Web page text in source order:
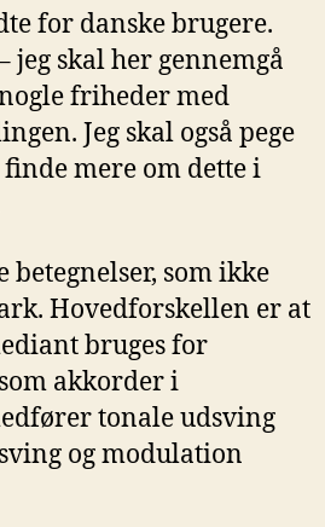
for danske brugere.
jeg skal her gennemgå
friheder med
Jeg skal også pege
mere om dette i
som ikke
Hovedforskellen er at
bruges for
akkorder i
tonale udsving
og modulation